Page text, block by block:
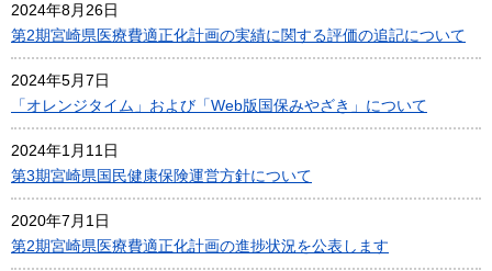
2024年8月26日
第2期宮崎県医療費適正化計画の実績に関する評価の追記について
2024年5月7日
「オレンジタイム」および「Web版国保みやざき」について
2024年1月11日
第3期宮崎県国民健康保険運営方針について
2020年7月1日
第2期宮崎県医療費適正化計画の進捗状況を公表します